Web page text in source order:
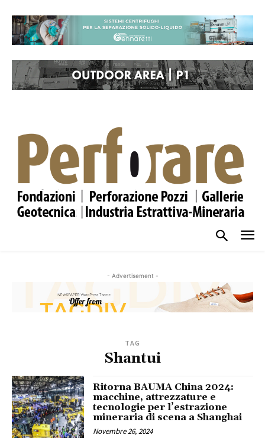
- Advertisement -
TAG
Shantui
Ritorna BAUMA China 2024:
macchine, attrezzature e
tecnologie per l’estrazione
mineraria di scena a Shanghai
Novembre 26, 2024